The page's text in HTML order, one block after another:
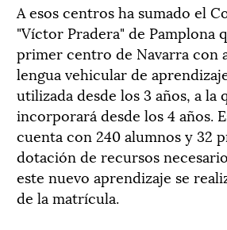
A esos centros ha sumado el
"Víctor Pradera" de Pamplona
primer centro de Navarra con
lengua vehicular de
utilizada desde los 3 años, a la
incorporará desde los 4 años.
cuenta con 240 alumnos y 32
dotación de recursos
este nuevo aprendizaje se
de la matrícula.